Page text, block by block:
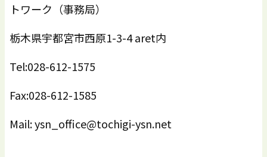
トワーク（事務局）
栃木県宇都宮市西原1-3-4 aret内
Tel:028-612-1575
Fax:028-612-1585
Mail: ysn_office@tochigi-ysn.net